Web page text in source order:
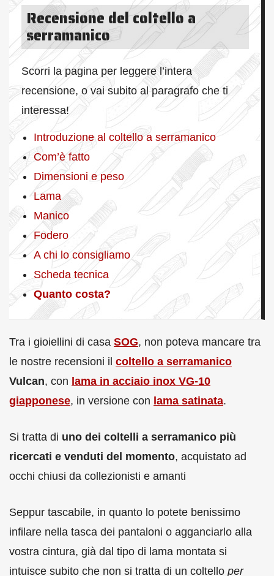
Recensione del coltello a
serramanico
Scorri la pagina per leggere l’intera
recensione, o vai subito al paragrafo che ti
interessa!
Introduzione al coltello a serramanico
Com’è fatto
Dimensioni e peso
Lama
Manico
Fodero
A chi lo consigliamo
Scheda tecnica
Quanto costa?
Tra i gioiellini di casa SOG, non poteva mancare tra
le nostre recensioni il coltello a serramanico
Vulcan, con lama in acciaio inox VG-10
giapponese, in versione con lama satinata.
Si tratta di uno dei coltelli a serramanico più
ricercati e venduti del momento, acquistato ad
occhi chiusi da collezionisti e amanti
Seppur tascabile, in quanto lo potete benissimo
infilare nella tasca dei pantaloni o agganciarlo alla
vostra cintura, già dal tipo di lama montata si
intuisce subito che non si tratta di un coltello per